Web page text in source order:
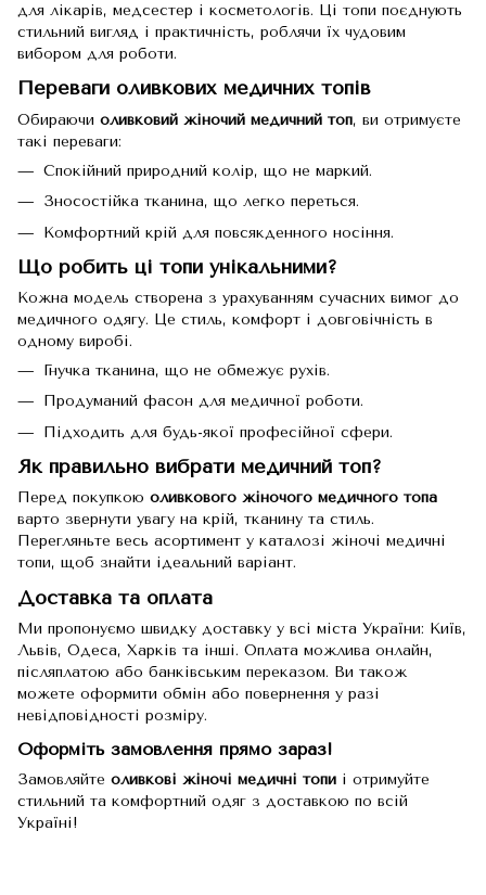
для лікарів, медсестер і косметологів. Ці топи поєднують
стильний вигляд і практичність, роблячи їх чудовим
вибором для роботи.
Переваги оливкових медичних топів
Обираючи оливковий жіночий медичний топ, ви отримуєте
такі переваги:
Спокійний природний колір, що не маркий.
Зносостійка тканина, що легко переться.
Комфортний крій для повсякденного носіння.
Що робить ці топи унікальними?
Кожна модель створена з урахуванням сучасних вимог до
медичного одягу. Це стиль, комфорт і довговічність в
одному виробі.
Гнучка тканина, що не обмежує рухів.
Продуманий фасон для медичної роботи.
Підходить для будь-якої професійної сфери.
Як правильно вибрати медичний топ?
Перед покупкою оливкового жіночого медичного топа
варто звернути увагу на крій, тканину та стиль.
Перегляньте весь асортимент у каталозі жіночі медичні
топи, щоб знайти ідеальний варіант.
Доставка та оплата
Ми пропонуємо швидку доставку у всі міста України: Київ,
Львів, Одеса, Харків та інші. Оплата можлива онлайн,
післяплатою або банківським переказом. Ви також
можете оформити обмін або повернення у разі
невідповідності розміру.
Оформіть замовлення прямо зараз!
Замовляйте оливкові жіночі медичні топи і отримуйте
стильний та комфортний одяг з доставкою по всій
Україні!